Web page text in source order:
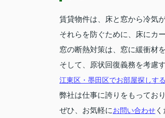
賃貸物件は、床と窓から冷気
それらを防ぐために、床にカ
窓の断熱対策は、窓に緩衝材
そして、原状回復義務を考慮
江東区・墨田区でお部屋探しす
弊社は仕事に誇りをもってお
ぜひ、お気軽にお問い合わせ